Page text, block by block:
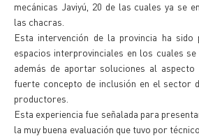
mecánicas Javiyú, 20 de las cuales ya se
las chacras.
Esta intervención de la provincia ha sido
espacios interprovinciales en los cuales
además de aportar soluciones al aspecto
fuerte concepto de inclusión en el sector
productores.
Esta experiencia fue señalada para
la muy buena evaluación que tuvo por